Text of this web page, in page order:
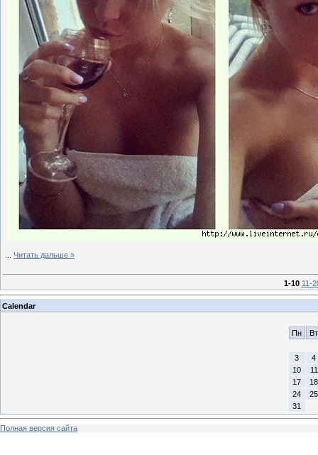
Читать дальше »
1-10 11-
Calendar
Пн
Вт
3
4
10
11
17
18
24
25
31
Полная версия сайта